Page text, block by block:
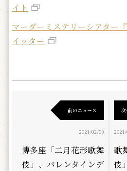
イト
マーダーミステリーシアター
イッター
前のニュース
2021/02/03
博多座「二月花形歌舞
伎」、バレンタインデ
歌
伎